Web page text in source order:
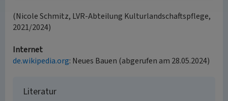
(Nicole Schmitz, LVR-Abteilung Kulturlandschaftspflege,
2021/2024)
Internet
de.wikipedia.org: Neues Bauen (abgerufen am 28.05.2024)
Literatur